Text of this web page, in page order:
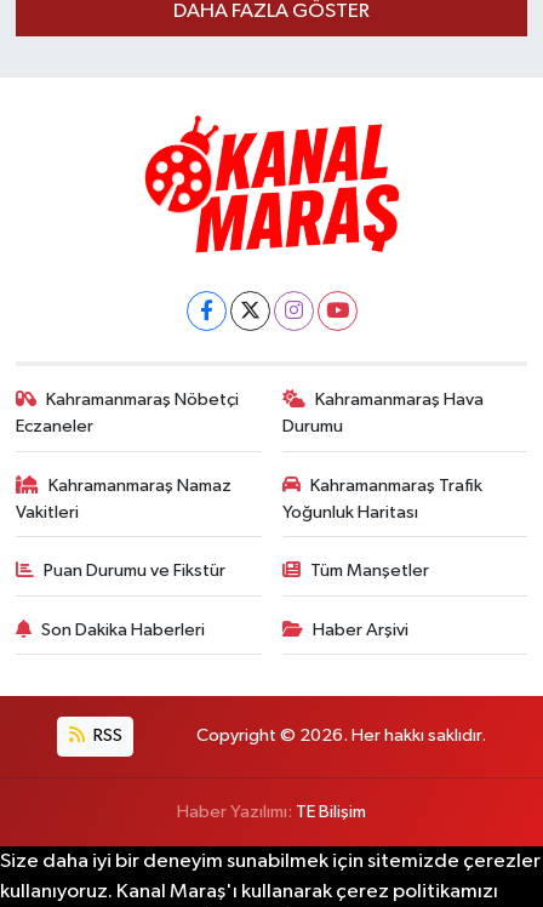
DAHA FAZLA GÖSTER
Kahramanmaraş Nöbetçi
Eczaneler
Kahramanmaraş Hava
Durumu
Kahramanmaraş Namaz
Vakitleri
Kahramanmaraş Trafik
Yoğunluk Haritası
Puan Durumu ve Fikstür Tüm Manşetler
Son Dakika Haberleri Haber Arşivi
RSS Copyright © 2026. Her hakkı saklıdır.
Haber Yazılımı: TE Bilişim
Size daha iyi bir deneyim sunabilmek için sitemizde çerezler
kullanıyoruz. Kanal Maraş'ı kullanarak çerez politikamızı